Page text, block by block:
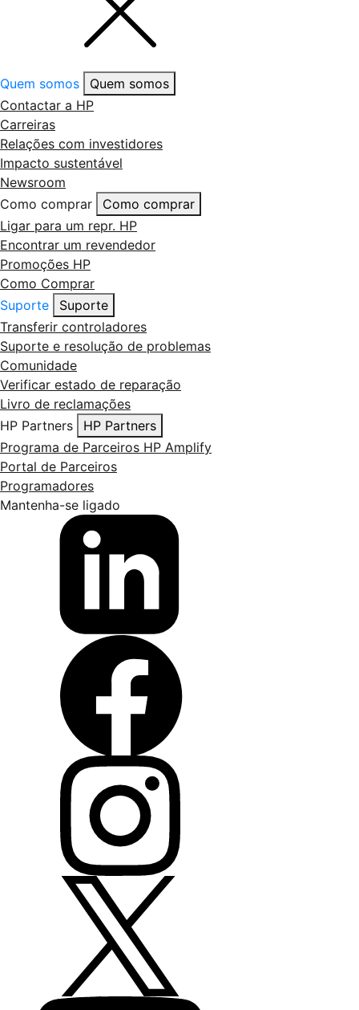
Quem somos
Quem somos
Contactar a HP
Carreiras
Relações com investidores
Impacto sustentável
Newsroom
Como comprar
Como comprar
Ligar para um repr. HP
Encontrar um revendedor
Promoções HP
Como Comprar
Suporte
Suporte
Transferir controladores
Suporte e resolução de problemas
Comunidade
Verificar estado de reparação
Livro de reclamações
HP Partners
HP Partners
Programa de Parceiros HP Amplify
Portal de Parceiros
Programadores
Mantenha-se ligado